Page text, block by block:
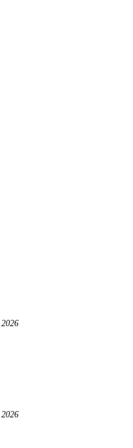
2026
2026